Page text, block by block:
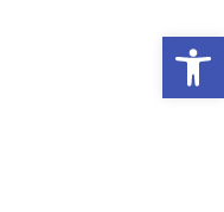
פתח סרגל נגישות